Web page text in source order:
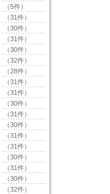
（5件）
（31件）
（30件）
（31件）
（30件）
（32件）
（28件）
（31件）
（31件）
（30件）
（31件）
（30件）
（31件）
（31件）
（30件）
（31件）
（30件）
（32件）